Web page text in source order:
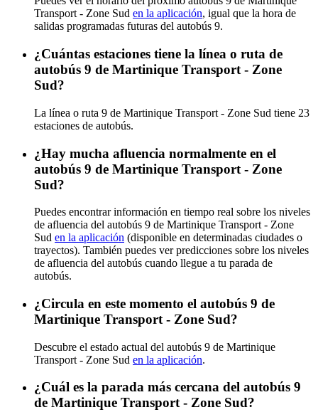
Transport - Zone Sud en la aplicación, igual que la hora de
salidas programadas futuras del autobús 9.
¿Cuántas estaciones tiene la línea o ruta de
autobús 9 de Martinique Transport - Zone
Sud?
La línea o ruta 9 de Martinique Transport - Zone Sud tiene 23
estaciones de autobús.
¿Hay mucha afluencia normalmente en el
autobús 9 de Martinique Transport - Zone
Sud?
Puedes encontrar información en tiempo real sobre los niveles
de afluencia del autobús 9 de Martinique Transport - Zone
Sud en la aplicación (disponible en determinadas ciudades o
trayectos). También puedes ver predicciones sobre los niveles
de afluencia del autobús cuando llegue a tu parada de
autobús.
¿Circula en este momento el autobús 9 de
Martinique Transport - Zone Sud?
Descubre el estado actual del autobús 9 de Martinique
Transport - Zone Sud en la aplicación.
¿Cuál es la parada más cercana del autobús 9
de Martinique Transport - Zone Sud?